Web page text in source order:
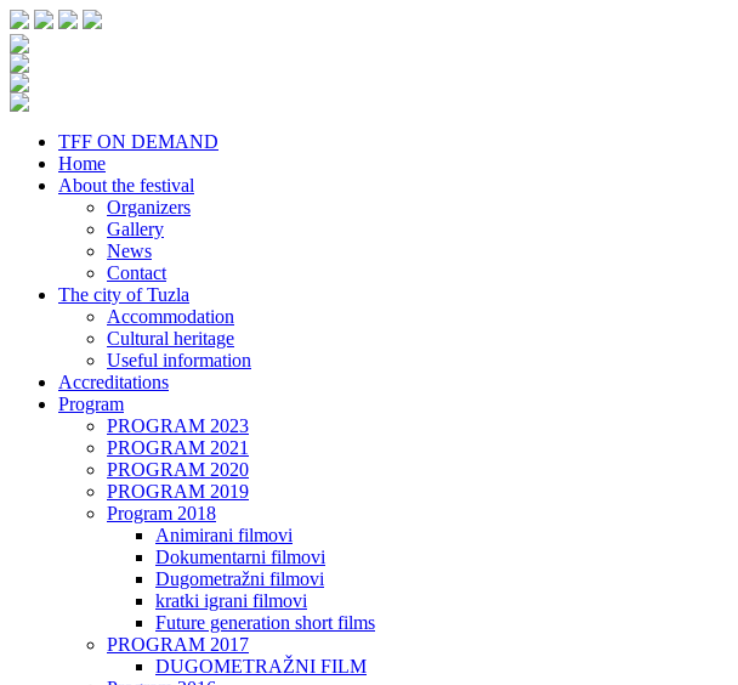
TFF ON DEMAND
Home
About the festival
Organizers
Gallery
News
Contact
The city of Tuzla
Accommodation
Cultural heritage
Useful information
Accreditations
Program
PROGRAM 2023
PROGRAM 2021
PROGRAM 2020
PROGRAM 2019
Program 2018
Animirani filmovi
Dokumentarni filmovi
Dugometražni filmovi
kratki igrani filmovi
Future generation short films
PROGRAM 2017
DUGOMETRAŽNI FILM